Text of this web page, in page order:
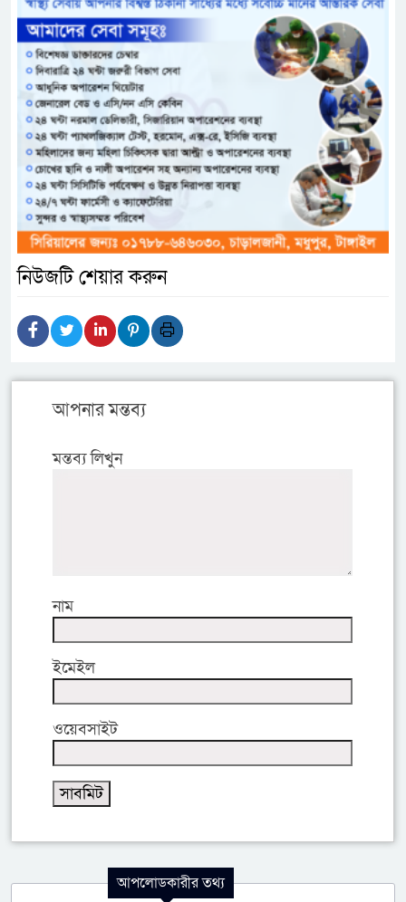
নিউজটি শেয়ার করুন
আপনার মন্তব্য
মন্তব্য লিখুন
নাম
ইমেইল
ওয়েবসাইট
আপলোডকারীর তথ্য